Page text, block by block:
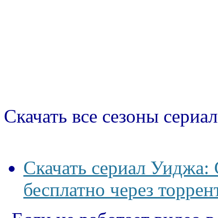
Скачать все сезоны
Скачать сериал
бесплатно через